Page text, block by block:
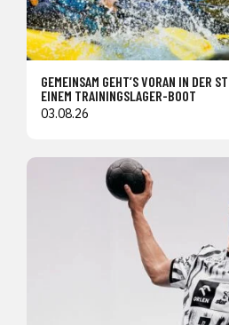
GEMEINSAM GEHT’S VORAN IN DER
EINEM TRAININGSLAGER-BOOT
03.08.26